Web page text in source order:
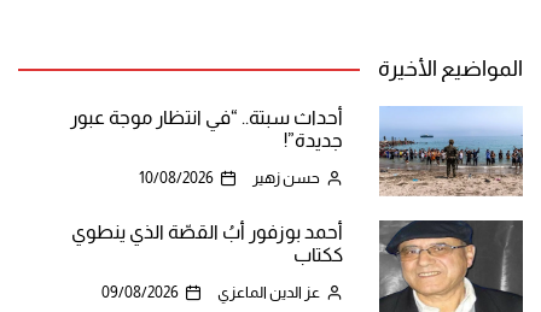
المواضيع الأخيرة
أحداث سبتة.. “في انتظار موجة عبور
جديدة”!
حسن زهير 10/08/2026
أحمد بوزفور أبُ القصّة الذي ينطوي
ككتاب
عز الدين الماعزي 09/08/2026